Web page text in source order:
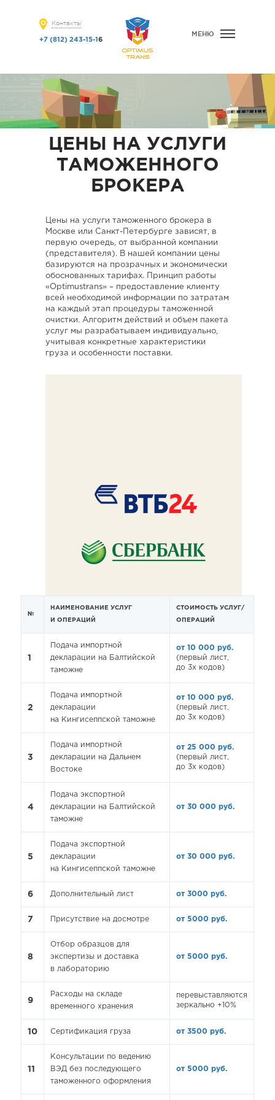
Контакты
+7 (812) 243-15-1 6
МЕНЮ
ЦЕНЫ НА УСЛУГИ
ТАМОЖЕННОГО
БРОКЕРА
Цены на услуги таможенного брокера в
Москве или Санкт-Петербурге зависят, в
первую очередь, от выбранной компании
(представителя). В нашей компании цены
базируются на прозрачных и экономически
обоснованных тарифах. Принцип работы
«Optimustrans» – предоставление клиенту
всей необходимой информации по затратам
на каждый этап процедуры таможенной
очистки. Алгоритм действий и объем пакета
услуг мы разрабатываем индивидуально,
учитывая конкретные характеристики
груза и особенности поставки.
№
НАИМЕНОВАНИЕ УСЛУГ
И ОПЕРАЦИЙ
СТОИМОСТЬ УСЛУГ/
ОПЕРАЦИЙ
1
Подача импортной
декларации на Балтийской
таможне
от 10 000 руб.
(первый лист,
до 3х кодов)
2
Подача импортной
декларации
на Кингисеппской таможне
от 10 000 руб.
(первый лист,
до 3х кодов)
3
Подача импортной
декларации на Дальнем
Востоке
от 25 000 руб.
(первый лист,
до 3х кодов)
4
Подача экспортной
декларации на Балтийской
таможне
от 30 000 руб.
5
Подача экспортной
декларации
на Кингисеппской таможне
от 30 000 руб.
6 Дополнительный лист от 3000 руб.
7 Присутствие на досмотре от 5000 руб.
8
Отбор образцов для
экспертизы и доставка
в лабораторию
от 5000 руб.
9
Расходы на складе
временного хранения
перевыставляются
зеркально +10%
10 Сертификация груза от 3500 руб.
11
Консультации по ведению
ВЭД без последующего
таможенного оформления
от 5000 руб.